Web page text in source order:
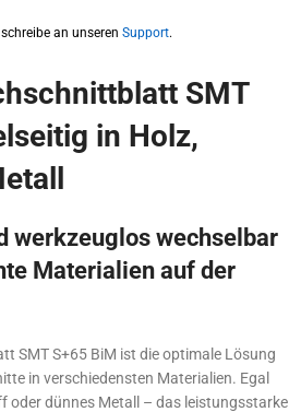
an unseren Support.
SMT
in Holz,
werkzeuglos wechselbar
Materialien auf der
SMT S+65 BiM ist die optimale Lösung
in verschiedensten Materialien. Egal
oder dünnes Metall – das leistungsstarke